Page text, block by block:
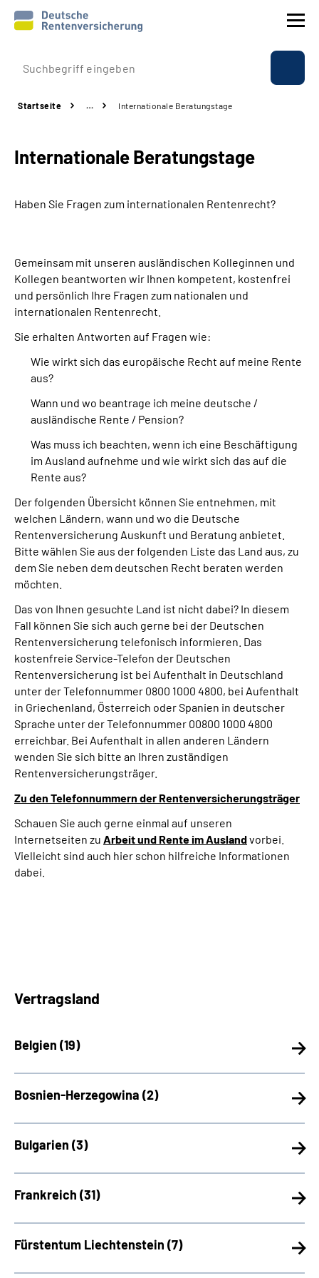
Prävention
Rente
Beratung & Kontakt
Über uns & Presse
Online-Services
Leichte Sprache
Mein Kundenportal
Startseite … Internationale Beratungstage
Internationale Beratungstage
Haben Sie Fragen zum internationalen Rentenrecht?
Gemeinsam mit unseren ausländischen Kolleginnen und
Kollegen beantworten wir Ihnen kompetent, kostenfrei
und persönlich Ihre Fragen zum nationalen und
internationalen Rentenrecht.
Sie erhalten Antworten auf Fragen wie:
Wie wirkt sich das europäische Recht auf meine Rente
aus?
Wann und wo beantrage ich meine deutsche /
ausländische Rente / Pension?
Was muss ich beachten, wenn ich eine Beschäftigung
im Ausland aufnehme und wie wirkt sich das auf die
Rente aus?
Der folgenden Übersicht können Sie entnehmen, mit
welchen Ländern, wann und wo die Deutsche
Rentenversicherung Auskunft und Beratung anbietet.
Bitte wählen Sie aus der folgenden Liste das Land aus, zu
dem Sie neben dem deutschen Recht beraten werden
möchten.
Das von Ihnen gesuchte Land ist nicht dabei? In diesem
Fall können Sie sich auch gerne bei der Deutschen
Rentenversicherung telefonisch informieren. Das
kostenfreie Service-Telefon der Deutschen
Rentenversicherung ist bei Aufenthalt in Deutschland
unter der Telefonnummer 0800 1000 4800, bei Aufenthalt
in Griechenland, Österreich oder Spanien in deutscher
Sprache unter der Telefonnummer 00800 1000 4800
erreichbar. Bei Aufenthalt in allen anderen Ländern
wenden Sie sich bitte an Ihren zuständigen
Rentenversicherungsträger.
Zu den Telefonnummern der Rentenversicherungsträger
Schauen Sie auch gerne einmal auf unseren
Internetseiten zu Arbeit und Rente im Auslandvorbei.
Vielleicht sind auch hier schon hilfreiche Informationen
dabei.
Vertragsland
Belgien (19)
Bosnien-Herzegowina (2)
Bulgarien (3)
Frankreich (31)
Fürstentum Liechtenstein (7)